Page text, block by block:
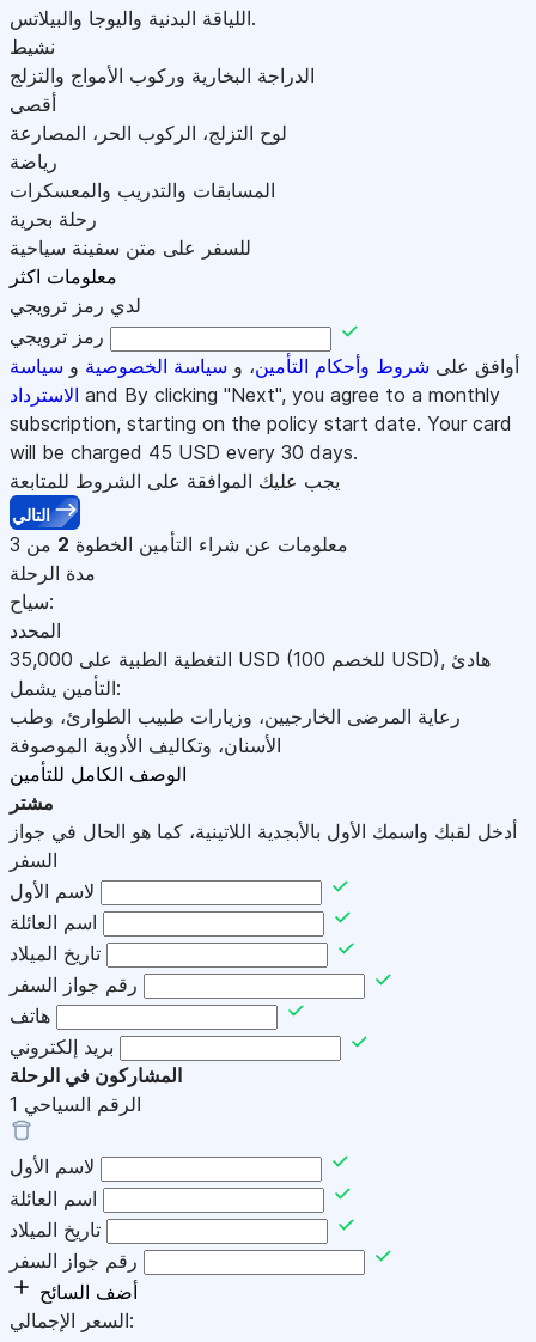
اللياقة البدنية واليوجا والبيلاتس.
نشيط
الدراجة البخارية وركوب الأمواج والتزلج
أقصى
لوح التزلج، الركوب الحر، المصارعة
رياضة
المسابقات والتدريب والمعسكرات
رحلة بحرية
للسفر على متن سفينة سياحية
معلومات اكثر
لدي رمز ترويجي
رمز ترويجي
أوافق على شروط وأحكام التأمين، و سياسة الخصوصية و سياسة
الاسترداد and By clicking "Next", you agree to a monthly
subscription, starting on the policy start date. Your card
will be charged 45 USD every 30 days.
يجب عليك الموافقة على الشروط للمتابعة
التالي
معلومات عن شراء التأمين الخطوة 2 من 3
مدة الرحلة
سياح:
المحدد
التغطية الطبية على 35,000 USD USD), هادئ
التأمين يشمل:
رعاية المرضى الخارجيين، وزيارات طبيب الطوارئ، وطب
الأسنان، وتكاليف الأدوية الموصوفة
الوصف الكامل للتأمين
مشتر
أدخل لقبك واسمك الأول بالأبجدية اللاتينية، كما هو الحال في جواز
السفر
لاسم الأول
اسم العائلة
تاريخ الميلاد
رقم جواز السفر
هاتف
بريد إلكتروني
المشاركون في الرحلة
الرقم السياحي 1
لاسم الأول
اسم العائلة
تاريخ الميلاد
رقم جواز السفر
أضف السائح
السعر الإجمالي: